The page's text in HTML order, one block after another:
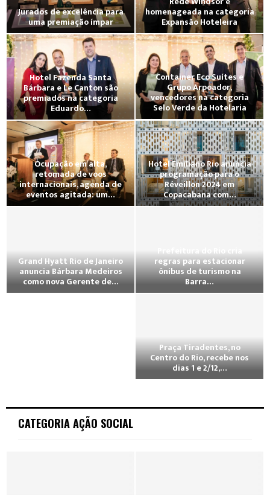
Jurados de excelência para
uma premiação ímpar
homenageada na categoria
Expansão Hoteleira
Container Eco Suítes e
Grupo Arpoador,
vencedores na categoria
Selo Verde da Hotelaria
Hotel Fazenda Santa
Bárbara e Le Canton são
premiados na categoria
Eduardo…
Ocupação em alta,
retomada de voos
internacionais, agenda de
eventos agitada: um…
Hotel Emiliano Rio anuncia
programação para o
Réveillon 2024 em
Copacabana com…
Grand Hyatt Rio de Janeiro
anuncia Bárbara Medeiros
como nova Gerente de…
Prefeitura do Rio cria
regras para estacionar
ônibus de turismo na
Barra…
Praça Tiradentes, no
Centro do Rio, recebe nos
dias 1 e 2/12,…
CATEGORIA AÇÃO SOCIAL